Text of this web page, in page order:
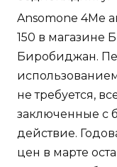
Ansomone 4Me
150 в магазине
Биробиджан.
не требуется,
заключенные с
действие.
цен в марте